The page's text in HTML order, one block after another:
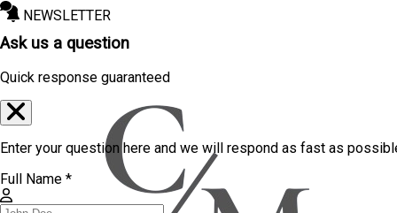
NEWSLETTER
Ask us a question
Quick response guaranteed
Enter your question here and we will respond as fast as
Full Name *